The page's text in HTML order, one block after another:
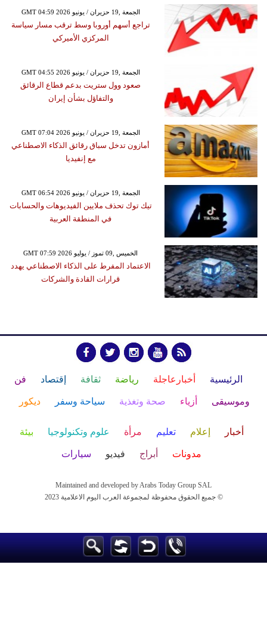
GMT 04:59 2026 الجمعة ,19 حزيران / يونيو
تراجع أسهم أوروبا وسط ترقب مسار سياسة
المركزي الأميركي
GMT 04:55 2026 الجمعة ,19 حزيران / يونيو
صعود وول ستريت بدعم قطاع الرقائق
والتفاؤل بشأن إيران
GMT 07:04 2026 الجمعة ,19 حزيران / يونيو
أمازون تدخل سباق رقائق الذكاء الاصطناعي
مع إنفيديا
GMT 06:54 2026 الجمعة ,19 حزيران / يونيو
تيك توك تحذف ملايين الفيديوهات والحسابات
في المنطقة العربية
GMT 07:59 2026 الخميس ,09 تموز / يوليو
الاعتماد المفرط على الذكاء الاصطناعي يهدد
قرارات القادة والشركات
الرئيسية أخبارعاجلة رياضة ثقافة إقتصاد فن
وموسيقى أزياء صحة وتغذية سياحة وسفر ديكور
أخبار إعلام تعليم مرأة علوم وتكنولوجيا بيئة
مدونات أبراج فيديو سيارات
Maintained and developed by Arabs Today Group SAL
جميع الحقوق محفوظة لمجموعة العرب اليوم الاعلامية 2023 ©